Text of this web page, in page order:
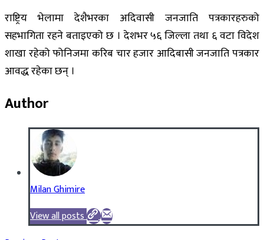
राष्ट्रिय भेलामा देशैभरका अदिवासी जनजाति पत्रकारहरुको
सहभागिता रहने बताइएको छ । देशभर ५६ जिल्ला तथा ६ वटा विदेश
शाखा रहेको फोनिजमा करिब चार हजार आदिबासी जनजाति पत्रकार
आवद्ध रहेका छन् ।
Author
Milan Ghimire
View all posts